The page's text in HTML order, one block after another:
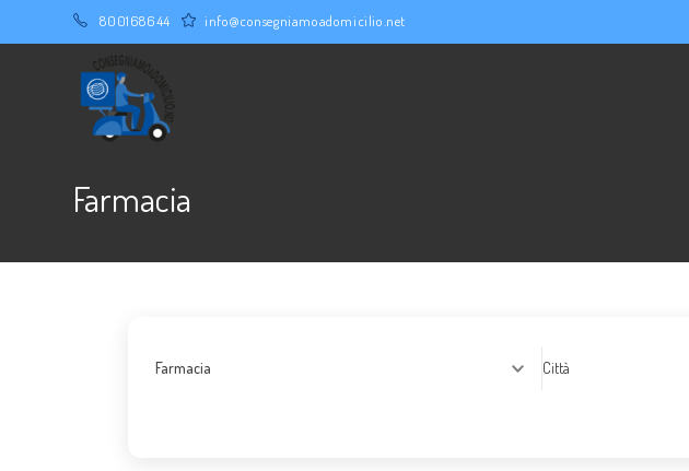
al
800168644 info@consegniamoadomicilio.net
Farmacia
Farmacia Città